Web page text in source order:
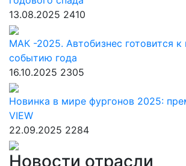
13.08.2025 2410
МАК -2025. Автобизнес готовится к
событию года
16.10.2025 2305
Новинка в мире фургонов 2025:
VIEW
22.09.2025 2284
Новости отрасли